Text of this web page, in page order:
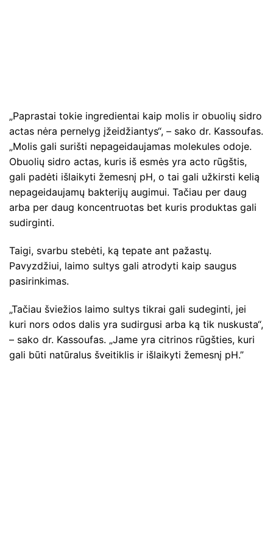
„Paprastai tokie ingredientai kaip molis ir obuolių sidro
actas nėra pernelyg įžeidžiantys“, – sako dr. Kassoufas.
„Molis gali surišti nepageidaujamas molekules odoje.
Obuolių sidro actas, kuris iš esmės yra acto rūgštis,
gali padėti išlaikyti žemesnį pH, o tai gali užkirsti kelią
nepageidaujamų bakterijų augimui. Tačiau per daug
arba per daug koncentruotas bet kuris produktas gali
sudirginti.
Taigi, svarbu stebėti, ką tepate ant pažastų.
Pavyzdžiui, laimo sultys gali atrodyti kaip saugus
pasirinkimas.
„Tačiau šviežios laimo sultys tikrai gali sudeginti, jei
kuri nors odos dalis yra sudirgusi arba ką tik nuskusta“,
– sako dr. Kassoufas. „Jame yra citrinos rūgšties, kuri
gali būti natūralus šveitiklis ir išlaikyti žemesnį pH.”